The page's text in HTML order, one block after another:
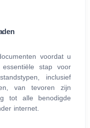
voordat u
stap voor
inclusief
van tevoren zijn
tot alle benodigde
internet.